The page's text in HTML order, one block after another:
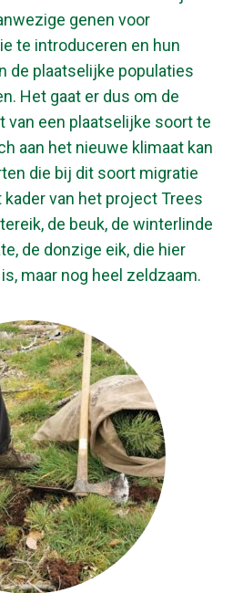
genen voor
te introduceren en hun
de plaatselijke populaties
Het gaat er dus om de
een plaatselijke soort te
aan het nieuwe klimaat kan
die bij dit soort migratie
van het project Trees
de beuk, de winterlinde
de donzige eik, die hier
maar nog heel zeldzaam.